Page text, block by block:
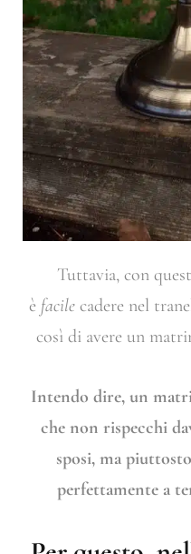
Tuttavia, con
è facile cadere nel
così di avere un
Intendo dire, un
che non rispecchi
sposi, ma
perfettamente a